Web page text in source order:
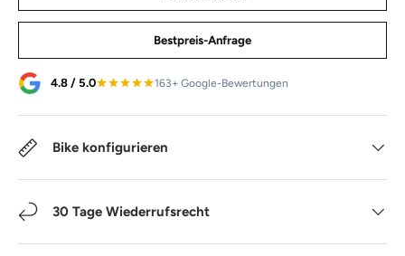
Bestpreis-Anfrage
4.8 / 5.0 163+ Google-Bewertungen
Bike konfigurieren
30 Tage Wiederrufsrecht